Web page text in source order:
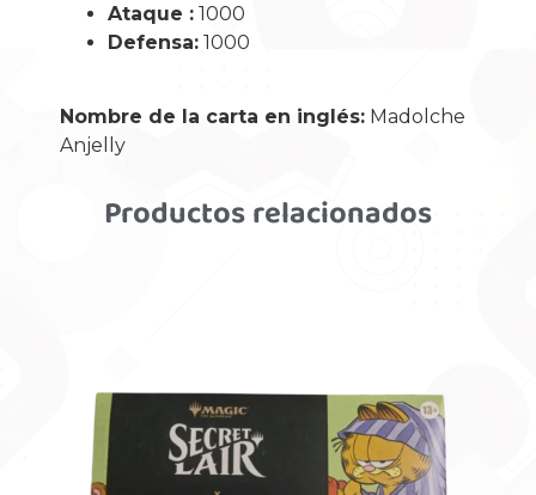
Ataque : 1000
Defensa: 1000
Nombre de la carta en inglés: Madolche
Anjelly
Productos relacionados